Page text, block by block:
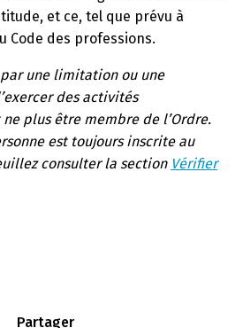
et ce, tel que prévu à
Code des professions.
une limitation ou une
des activités
plus être membre de l’Ordre.
est toujours inscrite au
consulter la section Vérifier
Partager